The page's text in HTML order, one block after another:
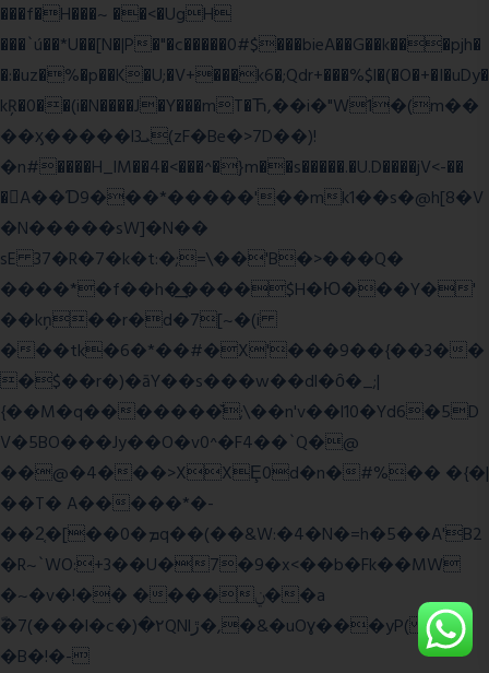
���f�H���~ ��<�UgH
���`ú��*U��[N�|P�"�c�����0#$���bieA��G��k���pjh�
�:�uz�%�p��K�U;�V+���k6�;Qdr+���%$l�(�O�+�I�uDy�
kŖ�0��(i�N����J�Y���mT�Ћ,��i�"W1�(m��
��ӽ�����l3ܝ(zF�Be�>7D��)!
�n#����H_lM��4�<���^�}m��s�����.�U.D����jV<-��
�A��Ɗ9���*�����'��mk1��s�@h[8�V
�N�����sW]�N��
sE 37�R�7�k�t:�;=\��'B�>���Q�
����*�f��h�͢����$H�Ю���Y�'
��kņ��r�d�7[~�(i
���tk�6�*��#�X'���9��{��3��
�$��r�)�āY��s���w��dl�ȏ�_;|
{��M�q�������̆;\��n'v��l10�Yd6�5D
V�5BO���Jy��O�v0^�F4��`Q�@
��@�4���>XXȨ0d�n�#%�� �{�|
��T� A�����*�-
��2͔�[��0�ܡq��(��&W:�4�N�=h�5��A'B2
�R~`WO:+3��U�7�9�x<��b�Fk��MW
�~�v�!�� ����ݧ��a
ّ�7(���l�c�)�۲QNlڙ�,�&�uOɣ���yP( z�D|
�B�!�-